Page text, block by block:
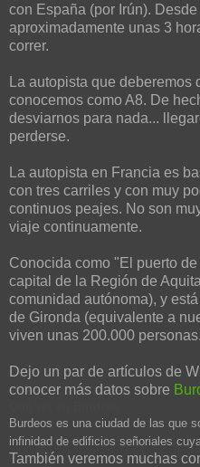
con España (por Irún).
aproximadamente unas 3
correr.
La autopista que
conocemos como A8. De
desviarnos para nada...
perderse.
La autopista en Francia es
con tres carriles y con muy
continuos peajes. No son
viaje continuamente.
Conocida como "El puerto
capital de la Región de
comunidad autónoma), y
de Gironda (equivalente a
viven unas 200.000 personas.
Dejo un par de artículos de
conocer más datos sobre
Burdeos es una ciudad de las que
infinidad de edificios señoriales
También veremos muchas